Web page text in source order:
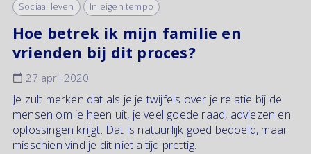
Sociaal leven In eigen tempo
Hoe betrek ik mijn familie en
vrienden bij dit proces?
27 april 2020
Je zult merken dat als je je twijfels over je relatie bij de
mensen om je heen uit, je veel goede raad, adviezen en
oplossingen krijgt. Dat is natuurlijk goed bedoeld, maar
misschien vind je dit niet altijd prettig.